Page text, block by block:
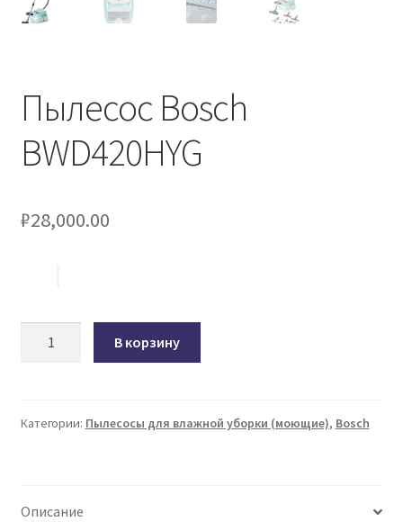
Пылесос Bosch
BWD420HYG
₽28,000.00
BWD420HYG
В корзину
Категории: Пылесосы для влажной уборки (моющие), Bosch
Описание